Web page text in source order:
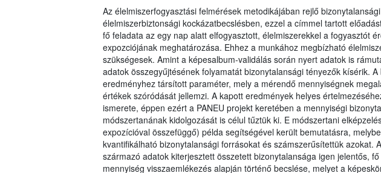
Az élelmiszerfogyasztási felmérések metodikájában rejlő
élelmiszerbiztonsági kockázatbecslésben, ezzel a címmel tartott
fő feladata az egy nap alatt elfogyasztott, élelmiszerekkel a fogyasztót
expozciójának meghatározása. Ehhez a munkához megbízható
szükségesek. Amint a képesalbum-validálás során nyert adatok is
adatok összegyűjtésének folyamatát bizonytalansági tényezők kísérik.
eredményhez társított paraméter, mely a mérendő mennyiségnek
értékek szóródását jellemzi. A kapott eredmények helyes
ismerete, éppen ezért a PANEU projekt keretében a mennyiségi
módszertanának kidolgozását is célul tűztük ki. E módszertani
expozícióval összefüggő) példa segítségével került bemutatásra,
kvantifikálható bizonytalansági forrásokat és számszerűsítettük azokat.
származó adatok kiterjesztett összetett bizonytalansága igen jelentős,
mennyiség visszaemlékezés alapján történő becslése, melyet a